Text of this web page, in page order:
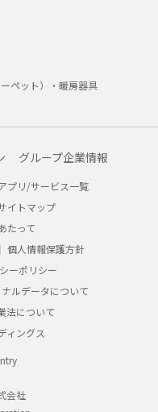
ペット）・暖房器具
グループ企業情報
プリ/サービス一覧
イトマップ
たって
個人情報保護方針
ーポリシー
ルデータについて
法について
ィングス
会社